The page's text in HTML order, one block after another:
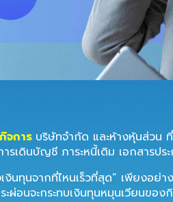
จการ บริษัทจำกัด และห้างหุ้นส่วน ที่
เดินบัญชี ภาระหนี้เดิม เอกสารป
งินทุนจากที่ไหนเร็วที่สุด” เพียงอย่
ะผ่อนจะกระทบเงินทุนหมุนเวียนขอ